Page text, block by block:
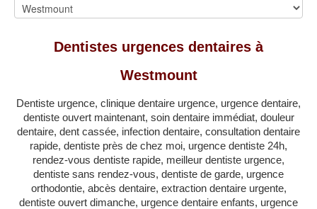
QUÉBEC
ZONE DENTISTE▼
Dentistes urgences dentaires à
Westmount
Dentiste urgence, clinique dentaire urgence, urgence dentaire,
dentiste ouvert maintenant, soin dentaire immédiat, douleur
dentaire, dent cassée, infection dentaire, consultation dentaire
rapide, dentiste près de chez moi, urgence dentiste 24h,
rendez-vous dentiste rapide, meilleur dentiste urgence,
dentiste sans rendez-vous, dentiste de garde, urgence
orthodontie, abcès dentaire, extraction dentaire urgente,
dentiste ouvert dimanche, urgence dentaire enfants, urgence